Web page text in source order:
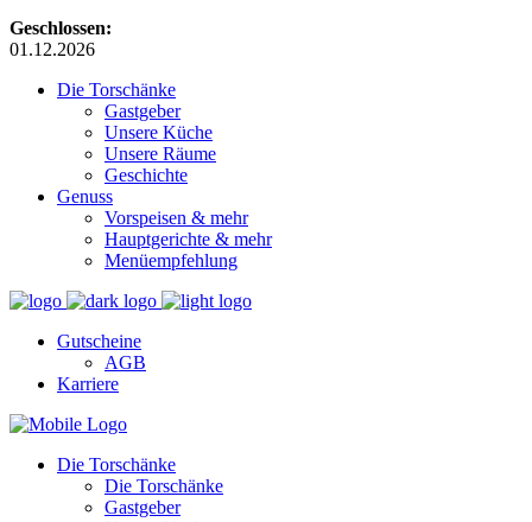
Geschlossen:
01.12.2026
Die Torschänke
Gastgeber
Unsere Küche
Unsere Räume
Geschichte
Genuss
Vorspeisen & mehr
Hauptgerichte & mehr
Menüempfehlung
Gutscheine
AGB
Karriere
Die Torschänke
Die Torschänke
Gastgeber